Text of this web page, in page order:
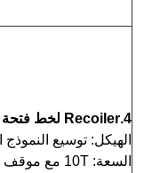
4.Recoiler لخط فتحة الملف المصغر
الهيكل: توسيع
السعة: 10T مع موقف دعم بسيط